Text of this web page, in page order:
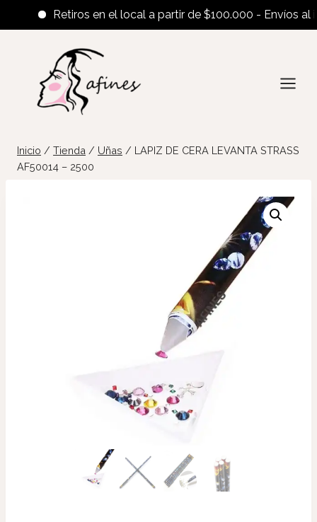
Retiros en el local a partir de $100.000 - Envíos al
contenido
Inicio / Tienda / Uñas / LAPIZ DE CERA LEVANTA STRASS
AF50014 – 2500